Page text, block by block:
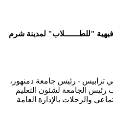
"للطــــــلاب" لمدينة شرم
ترابيس - رئيس جامعة دمنهور،
رئيس الجامعة لشئون التعليم
والرحلات بالإدارة العامة